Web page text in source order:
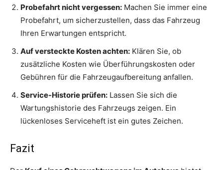
Probefahrt nicht vergessen: Machen Sie immer eine
Probefahrt, um sicherzustellen, dass das Fahrzeug
Ihren Erwartungen entspricht.
Auf versteckte Kosten achten: Klären Sie, ob
zusätzliche Kosten wie Überführungskosten oder
Gebühren für die Fahrzeugaufbereitung anfallen.
Service-Historie prüfen: Lassen Sie sich die
Wartungshistorie des Fahrzeugs zeigen. Ein
lückenloses Serviceheft ist ein gutes Zeichen.
Fazit